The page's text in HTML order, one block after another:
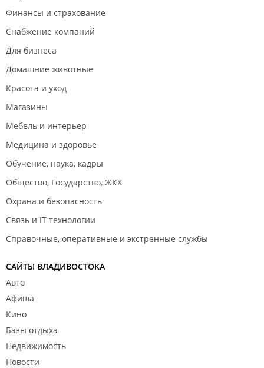
Финансы и страхование
Снабжение компаний
Для бизнеса
Домашние животные
Красота и уход
Магазины
Мебель и интерьер
Медицина и здоровье
Обучение, наука, кадры
Общество, Государство, ЖКХ
Охрана и безопасность
Связь и IT технологии
Справочные, оперативные и экстренные службы
САЙТЫ ВЛАДИВОСТОКА
Авто
Афиша
Кино
Базы отдыха
Недвижимость
Новости